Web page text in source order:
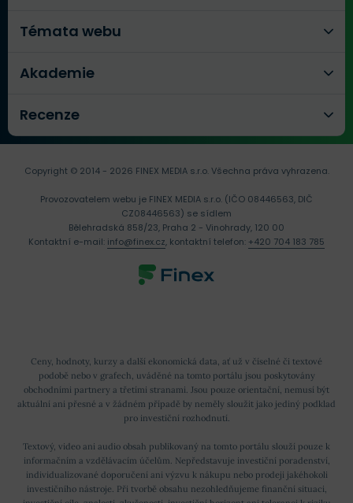
Témata webu
Akademie
Recenze
Ceny, hodnoty, kurzy a další ekonomická data, ať už v číselné či textové
podobě nebo v grafech, uváděné na tomto portálu jsou poskytovány
obchodními partnery a třetími stranami. Jsou pouze orientační, nemusí být
aktuální ani přesné a v žádném případě by neměly sloužit jako jediný podklad
pro investiční rozhodnutí.
Textový, video ani audio obsah publikovaný na tomto portálu slouží pouze k
informačním a vzdělávacím účelům. Nepředstavuje investiční poradenství,
individualizované doporučení ani výzvu k nákupu nebo prodeji jakéhokoli
investičního nástroje. Při tvorbě obsahu nezohledňujeme finanční situaci,
Copyright © 2014 - 2026 FINEX MEDIA s.r.o.Všechna práva vyhrazena.
Provozovatelem webu je FINEX MEDIA s.r.o. (IČO 08446563, DIČ
CZ08446563) se sídlem
Bělehradská 858/23, Praha 2 - Vinohrady, 120 00
Kontaktní e-mail: info@finex.cz, kontaktní telefon: +420 704 183 785